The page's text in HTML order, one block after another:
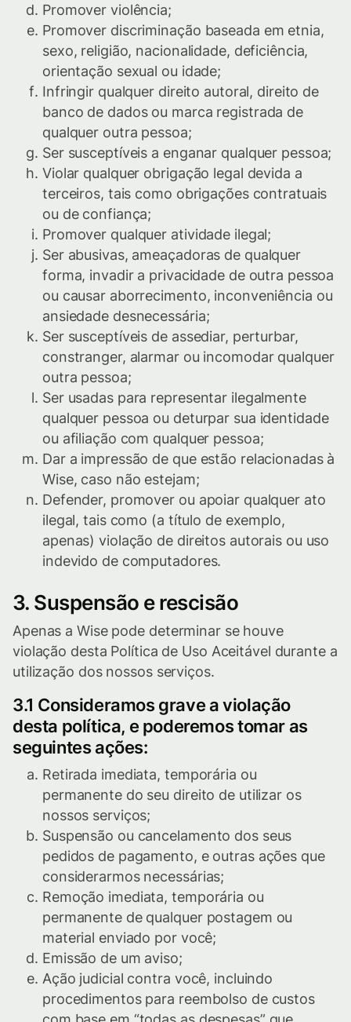
Promover violência;
Promover discriminação baseada em etnia,
sexo, religião, nacionalidade, deficiência,
orientação sexual ou idade;
Infringir qualquer direito autoral, direito de
banco de dados ou marca registrada de
qualquer outra pessoa;
Ser susceptíveis a enganar qualquer pessoa;
Violar qualquer obrigação legal devida a
terceiros, tais como obrigações contratuais
ou de confiança;
Promover qualquer atividade ilegal;
Ser abusivas, ameaçadoras de qualquer
forma, invadir a privacidade de outra pessoa
ou causar aborrecimento, inconveniência ou
ansiedade desnecessária;
Ser susceptíveis de assediar, perturbar,
constranger, alarmar ou incomodar qualquer
outra pessoa;
Ser usadas para representar ilegalmente
qualquer pessoa ou deturpar sua identidade
ou afiliação com qualquer pessoa;
Dar a impressão de que estão relacionadas à
Wise, caso não estejam;
Defender, promover ou apoiar qualquer ato
ilegal, tais como (a título de exemplo,
apenas) violação de direitos autorais ou uso
indevido de computadores.
3. Suspensão e rescisão
Apenas a Wise pode determinar se houve
violação desta Política de Uso Aceitável durante a
utilização dos nossos serviços.
3.1 Consideramos grave a violação
desta política, e poderemos tomar as
seguintes ações:
Retirada imediata, temporária ou
permanente do seu direito de utilizar os
nossos serviços;
Suspensão ou cancelamento dos seus
pedidos de pagamento, e outras ações que
considerarmos necessárias;
Remoção imediata, temporária ou
permanente de qualquer postagem ou
material enviado por você;
Emissão de um aviso;
Ação judicial contra você, incluindo
procedimentos para reembolso de custos